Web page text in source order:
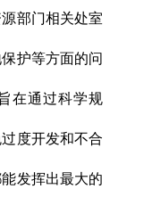
部门相关处室
护等方面的问
在通过科学规
度开发和不合
发挥出最大的